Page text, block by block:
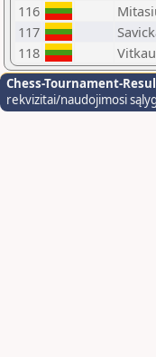
116
117
118
Chess-Tournament-
rekvizitai/naudojimosi